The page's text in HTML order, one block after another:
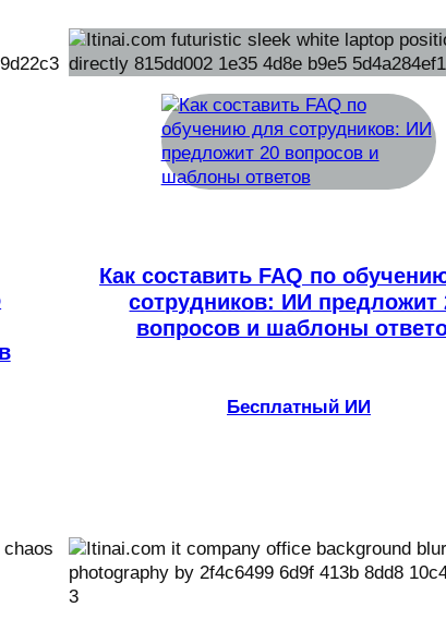
Как составить FAQ по
сотрудников: ИИ предложит
вопросов и шаблоны
Бесплатный ИИ